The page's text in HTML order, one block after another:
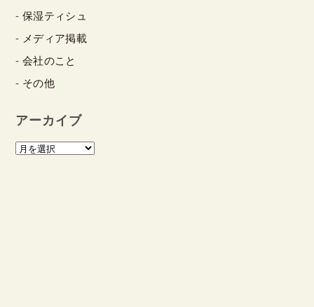
保湿ティシュ
メディア掲載
会社のこと
その他
アーカイブ